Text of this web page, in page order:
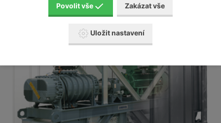
Povolit vše Zakázat vše
Uložit nastavení